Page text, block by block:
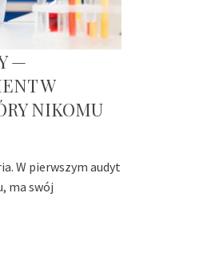
—
W
NIKOMU
W pierwszym audyt
ma swój